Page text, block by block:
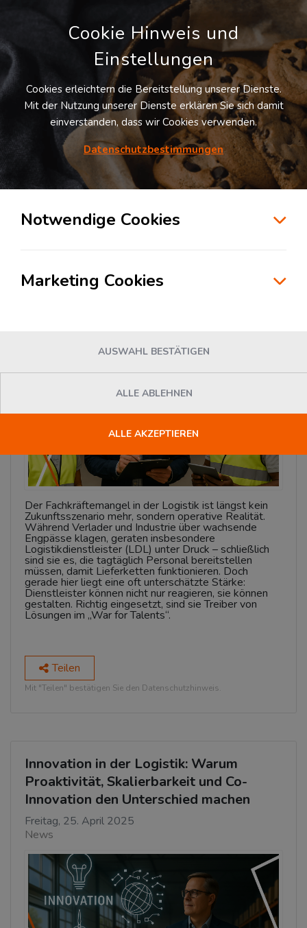
Suche
Dienstleister Teil der Lösung sind –
Der Fachkräftemangel in der Logistik ist längst kein
Zukunftsszenario mehr, sondern operative Realität.
Während Verlader und Industrie über wachsende
Engpässe klagen, geraten insbesondere
Logistikdienstleister (LDL) unter Druck – schließlich
sind sie es, die tagtäglich Personal bereitstellen
müssen, damit Lieferketten funktionieren. Doch
gerade hier liegt eine oft unterschätzte Stärke:
Dienstleister können nicht nur reagieren, sie können
gestalten. Richtig eingesetzt, sind sie Treiber von
Lösungen im „War for Talents“.
Teilen
Mit "Teilen" bestätigen Sie den Datenschutzhinweis.
Innovation in der Logistik: Warum
Proaktivität, Skalierbarkeit und Co-
Innovation den Unterschied machen
Freitag, 25. April 2025
News
Cookie Hinweis und
Einstellungen
Cookies erleichtern die Bereitstellung unserer Dienste.
Mit der Nutzung unserer Dienste erklären Sie sich damit
einverstanden, dass wir Cookies verwenden.
Datenschutzbestimmungen
Notwendige Cookies
Marketing Cookies
AUSWAHL BESTÄTIGEN
ALLE ABLEHNEN
ALLE AKZEPTIEREN